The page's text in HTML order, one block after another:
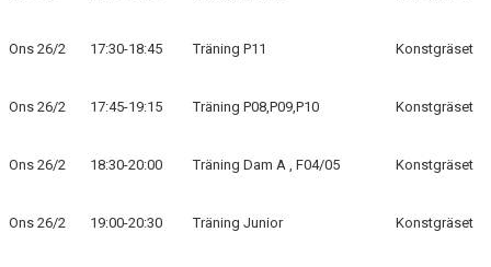
Ons 26/2 17:30-18:45 Träning P11 Konstgräset
Ons 26/2 17:45-19:15 Träning P08,P09,P10 Konstgräset
Ons 26/2 18:30-20:00 Träning Dam A , F04/05 Konstgräset
Ons 26/2 19:00-20:30 Träning Junior Konstgräset